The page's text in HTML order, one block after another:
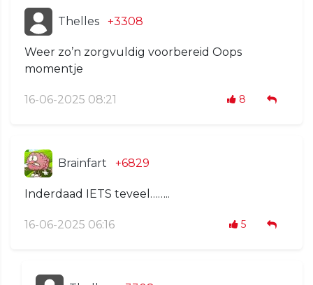
Thelles +3308
Weer zo’n zorgvuldig voorbereid Oops
momentje
16-06-2025 08:21 8
Brainfart +6829
Inderdaad IETS teveel……..
16-06-2025 06:16 5